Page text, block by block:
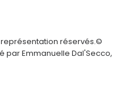
réservés.©
par Emmanuelle Dal'Secco,